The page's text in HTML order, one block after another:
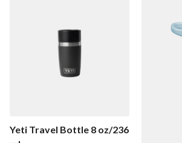
Yeti Travel Bottle 8 oz/236